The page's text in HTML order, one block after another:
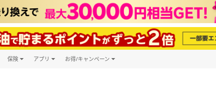
保険 アプリ お得/キャンペーン